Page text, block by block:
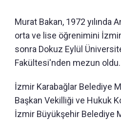
Murat Bakan, 1972 yılında
orta ve lise öğrenimini
sonra Dokuz Eylül
Fakültesi'nden mezun oldu.
İzmir Karabağlar Belediye
Başkan Vekilliği ve Hukuk
İzmir Büyükşehir Belediye